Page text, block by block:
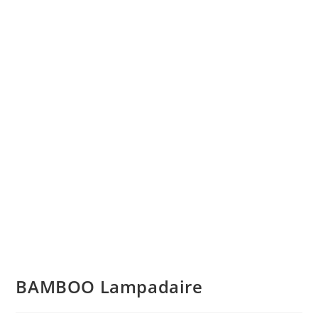
BAMBOO Lampadaire